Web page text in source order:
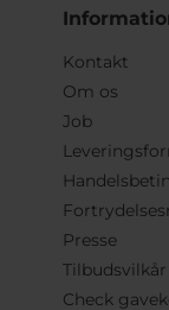
Kontakt
Om os
Job
Presse
Tilbudsvilkår
Check